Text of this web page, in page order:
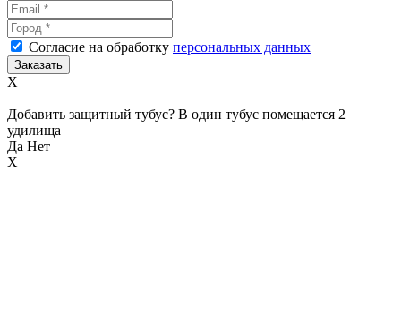
Согласие на обработку персональных данных
X
Добавить защитный тубус? В один тубус помещается 2
удилища
Да Нет
X